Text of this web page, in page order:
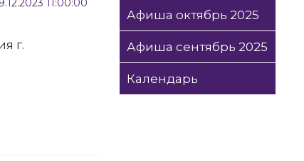
11:00:00
г.
Афиша октябрь 2025
Афиша сентябрь 2025
Календарь